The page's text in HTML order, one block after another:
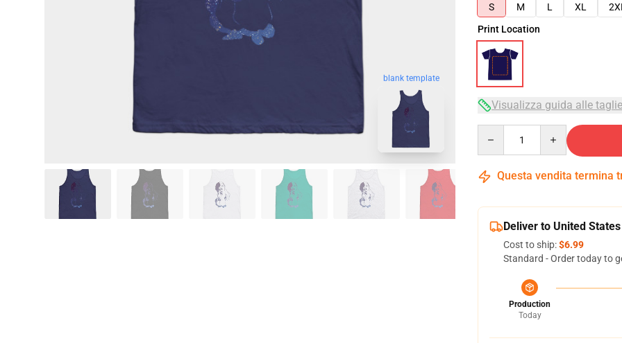
blank template
S
M L XL
Print Location
Visualizza guida alle taglie
Questa vendita termina
Deliver to United States
Cost to ship:$6.99
Standard - Order today to
Production
Today